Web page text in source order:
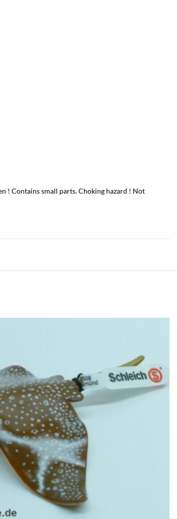
! Contains small parts. Choking hazard ! Not